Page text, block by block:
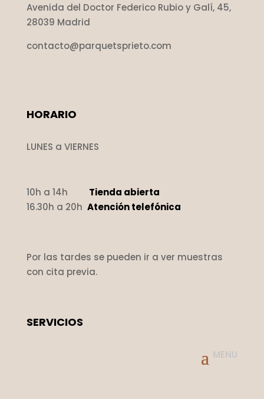
Avenida del Doctor Federico Rubio y Galí, 45,
28039 Madrid
contacto@parquetsprieto.com
HORARIO
LUNES a VIERNES
10h a 14h Tienda abierta
16.30h a 20h Atención telefónica
Por las tardes se pueden ir a ver muestras
con cita previa.
SERVICIOS